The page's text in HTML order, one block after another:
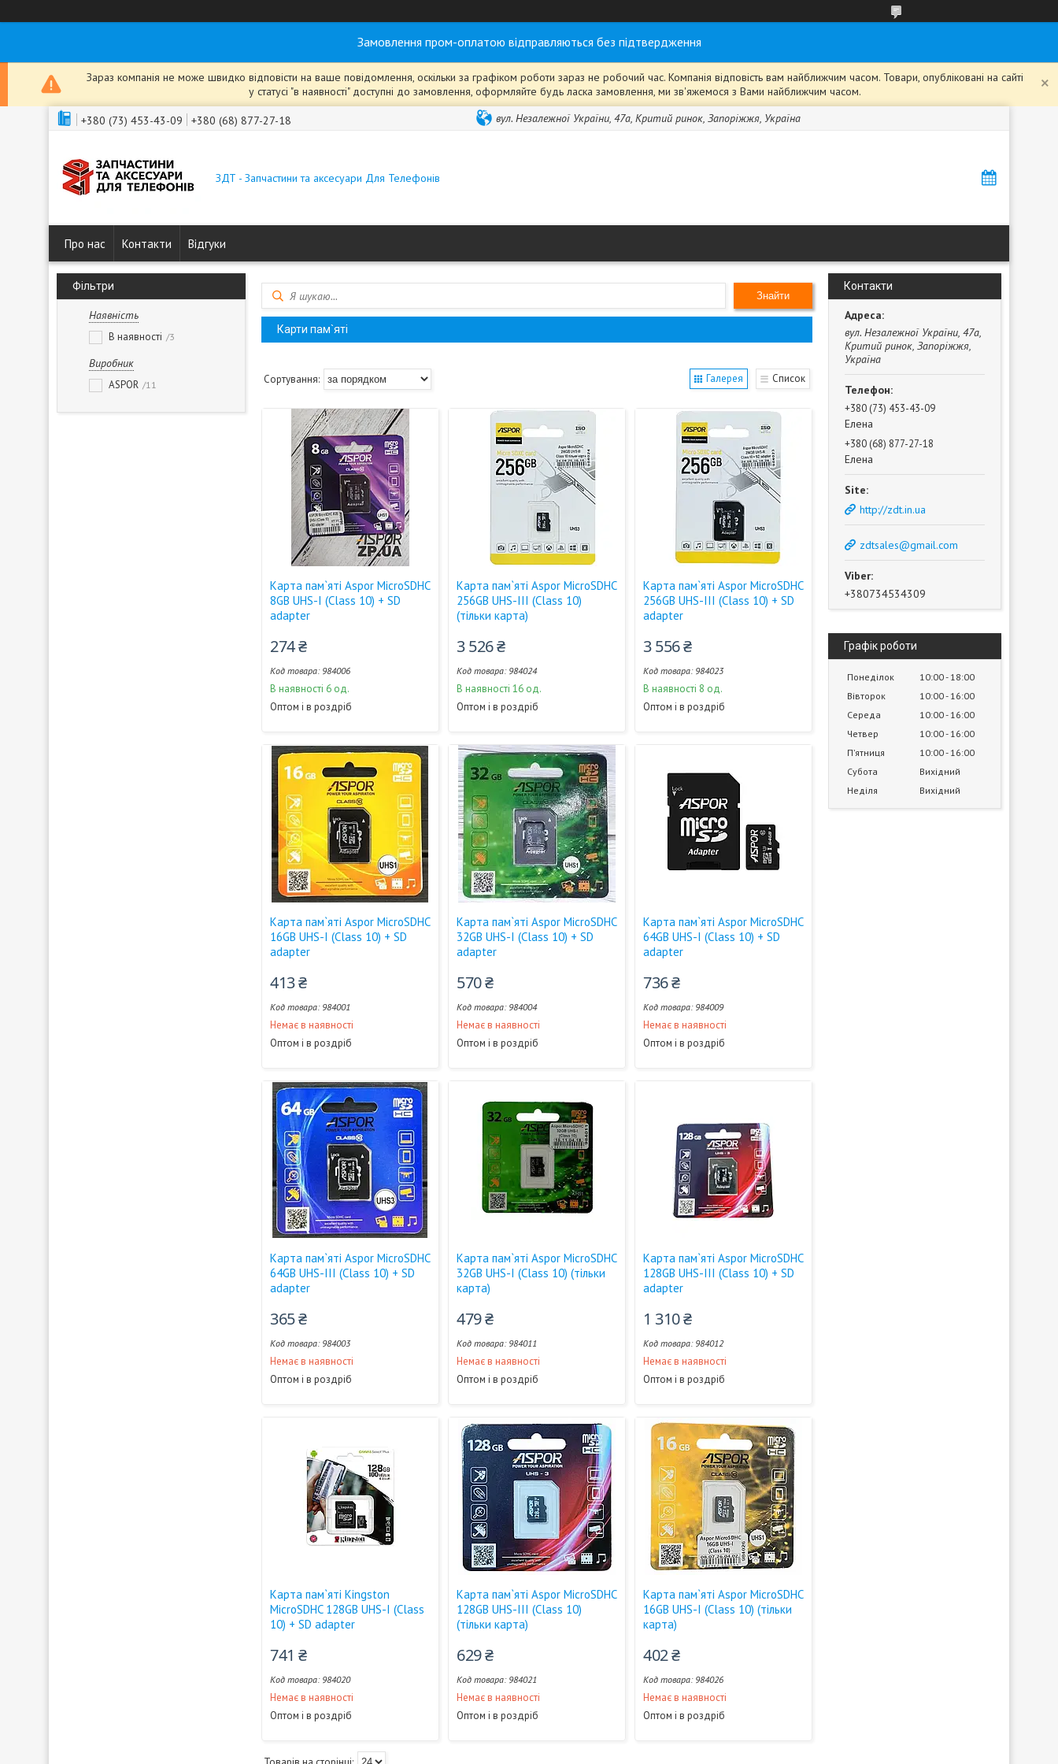
Замовлення пром-оплатою відправляються без підтвердження
Зараз компанія не може швидко відповісти на ваше повідомлення, оскільки за графіком роботи зараз не робочий час. Компанія відповість вам найближчим часом. Товари, опубліковані на сайті
у статусі "в наявності" доступні до замовлення, оформляйте будь ласка замовлення, ми зв'яжемося з Вами найближчим часом.
+380 (73) 453-43-09 +380 (68) 877-27-18 вул. Незалежної України, 47а, Критий ринок, Запоріжжя, Україна
ЗДТ - Запчастини та аксесуари Для Телефонів
Про нас Контакти Відгуки
Фільтри
Наявність
В наявності 3
Виробник
ASPOR 11
Знайти
Карти пам`яті
Галерея Список
Карта пам`яті Aspor MicroSDHC
8GB UHS-I (Class 10) + SD
adapter
274 ₴
984006
В наявності 6 од.
Оптом і в роздріб
Карта пам`яті Aspor MicroSDHC
256GB UHS-III (Class 10)
(тільки карта)
3 526 ₴
984024
В наявності 16 од.
Оптом і в роздріб
Карта пам`яті Aspor MicroSDHC
256GB UHS-III (Class 10) + SD
adapter
3 556 ₴
984023
В наявності 8 од.
Оптом і в роздріб
Карта пам`яті Aspor MicroSDHC
16GB UHS-I (Class 10) + SD
adapter
413 ₴
984001
Немає в наявності
Оптом і в роздріб
Карта пам`яті Aspor MicroSDHC
32GB UHS-I (Class 10) + SD
adapter
570 ₴
984004
Немає в наявності
Оптом і в роздріб
Карта пам`яті Aspor MicroSDHC
64GB UHS-I (Class 10) + SD
adapter
736 ₴
984009
Немає в наявності
Оптом і в роздріб
Карта пам`яті Aspor MicroSDHC
64GB UHS-III (Class 10) + SD
adapter
365 ₴
984003
Немає в наявності
Оптом і в роздріб
Карта пам`яті Aspor MicroSDHC
32GB UHS-I (Class 10) (тільки
карта)
479 ₴
984011
Немає в наявності
Оптом і в роздріб
Карта пам`яті Aspor MicroSDHC
128GB UHS-III (Class 10) + SD
adapter
1 310 ₴
984012
Немає в наявності
Оптом і в роздріб
Карта пам`яті Kingston
MicroSDHC 128GB UHS-I (Class
10) + SD adapter
741 ₴
984020
Немає в наявності
Оптом і в роздріб
Карта пам`яті Aspor MicroSDHC
128GB UHS-III (Class 10)
(тільки карта)
629 ₴
984021
Немає в наявності
Оптом і в роздріб
Карта пам`яті Aspor MicroSDHC
16GB UHS-I (Class 10) (тільки
карта)
402 ₴
984026
Немає в наявності
Оптом і в роздріб
Контакти
вул. Незалежної України, 47а,
Критий ринок, Запоріжжя,
Україна
+380 (73) 453-43-09
Елена
+380 (68) 877-27-18
Елена
http://zdt.in.ua
zdtsales@gmail.com
+380734534309
Графік роботи
Понеділок 10:00 18:00
Вівторок
10:00 16:00
Середа
10:00 16:00
Четвер
10:00 16:00
Пʼятниця
10:00 16:00
Субота
Вихідний
Неділя
Вихідний